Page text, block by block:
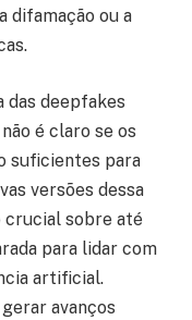
difamação ou a
das deepfakes
é claro se os
suficientes para
versões dessa
crucial sobre até
para lidar com
artificial.
avanços